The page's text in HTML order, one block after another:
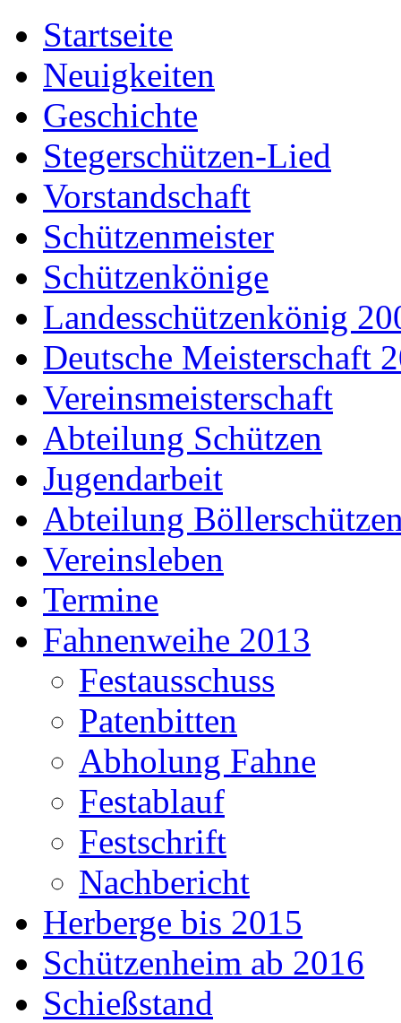
Startseite
Neuigkeiten
Geschichte
Stegerschützen-Lied
Vorstandschaft
Schützenmeister
Schützenkönige
Landesschützenkönig
Deutsche Meisterschaft
Vereinsmeisterschaft
Abteilung Schützen
Jugendarbeit
Abteilung
Vereinsleben
Termine
Fahnenweihe 2013
Festausschuss
Patenbitten
Abholung Fahne
Festablauf
Festschrift
Nachbericht
Herberge bis 2015
Schützenheim ab 2016
Schießstand